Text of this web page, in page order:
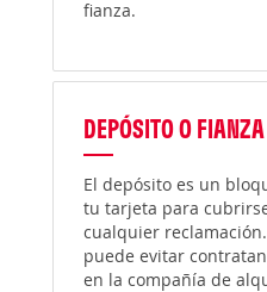
fianza.
DEPÓSITO O FIANZA
El depósito es un
tu tarjeta para
cualquier
puede evitar
en la compañía de